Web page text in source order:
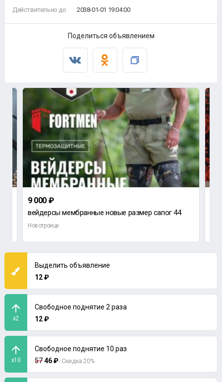
Действительно до
2038-01-01 19:04:00
Поделиться объявлением
9 000 ₽
вейдерсы мембранные новые размер сапог 44
Новотроицк
Выделить объявление
12 ₽
x2
Свободное поднятие 2 раза
12 ₽
x10
Свободное поднятие 10 раз
5746 ₽- Скидка 20%